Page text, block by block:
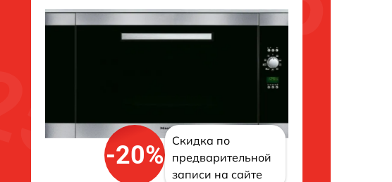
-20%
Скидка по
предварительной
записи на сайте